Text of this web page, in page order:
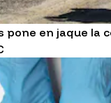
pone en jaque la